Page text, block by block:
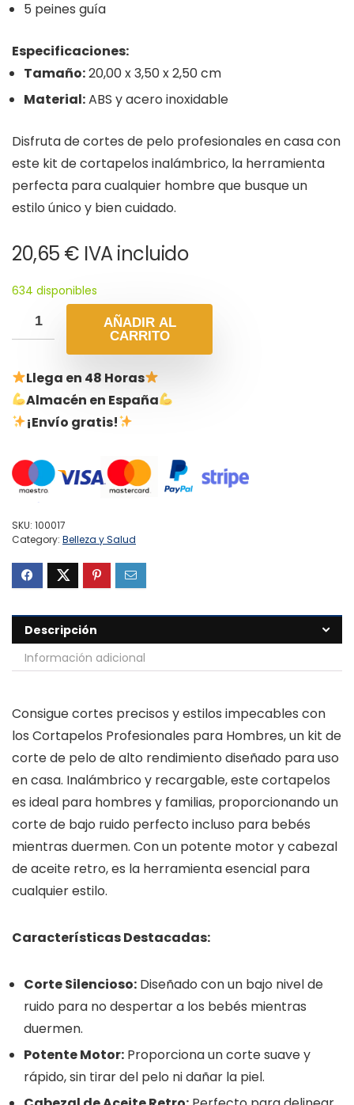
5 peines guía
Especificaciones:
Tamaño:20,00 x 3,50 x 2,50 cm
Material:ABS y acero inoxidable
Disfruta de cortes de pelo profesionales en casa con
este kit de cortapelos inalámbrico, la herramienta
perfecta para cualquier hombre que busque un
estilo único y bien cuidado.
20,65 € IVA incluido
634 disponibles
AÑADIR AL
CARRITO
Llega en 48 Horas
Almacén en España
¡Envío gratis!
SKU: 100017
Category: Belleza y Salud
Descripción
Información adicional
Consigue cortes precisos y estilos impecables con
los Cortapelos Profesionales para Hombres, un kit de
corte de pelo de alto rendimiento diseñado para uso
en casa. Inalámbrico y recargable, este cortapelos
es ideal para hombres y familias, proporcionando un
corte de bajo ruido perfecto incluso para bebés
mientras duermen. Con un potente motor y cabezal
de aceite retro, es la herramienta esencial para
cualquier estilo.
Características Destacadas:
Corte Silencioso: Diseñado con un bajo nivel de
ruido para no despertar a los bebés mientras
duermen.
Potente Motor: Proporciona un corte suave y
rápido, sin tirar del pelo ni dañar la piel.